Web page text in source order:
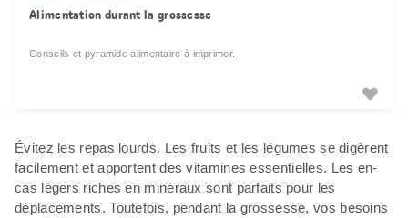
Alimentation durant la grossesse
Conseils et pyramide alimentaire à imprimer.
Évitez les repas lourds. Les fruits et les légumes se digèrent
facilement et apportent des vitamines essentielles. Les en-
cas légers riches en minéraux sont parfaits pour les
déplacements. Toutefois, pendant la grossesse, vos besoins